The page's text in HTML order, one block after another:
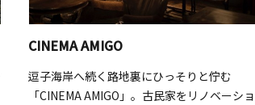
CINEMA AMIGO
逗子海岸へ続く路地裏にひっそりと佇む
「CINEMA AMIGO」。古民家をリノベーショ